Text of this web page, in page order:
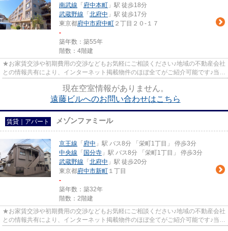
南武線 「 府中本町 」駅 徒歩18分
武蔵野線 「 北府中 」駅 徒歩17分
東京都府中市府中町 ２丁目２０-１７
-
築年数：築55年
階数：4階建
★お家賃交渉や初期費用の交渉などもお気軽にご相談ください♪地域の不動産会社
との情報共有により、インターネット掲載物件のほぼ全てがご紹介可能です♪当店
現在空室情報がありません。
遠藤ビルへのお問い合わせはこちら
賃貸｜アパート メゾンファミール
京王線 「 府中 」駅 バス8分 「栄町1丁目」 停歩3分
中央線 「 国分寺 」駅 バス8分 「栄町1丁目」 停歩3分
武蔵野線 「 北府中 」駅 徒歩20分
東京都府中市新町 １丁目
-
築年数：築32年
階数：2階建
★お家賃交渉や初期費用の交渉などもお気軽にご相談ください♪地域の不動産会社
との情報共有により、インターネット掲載物件のほぼ全てがご紹介可能です♪当店